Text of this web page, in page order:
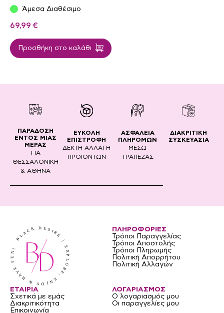
Άμεσα Διαθέσιμο
69,99 €
Προσθήκη στο καλάθι
ΠΑΡΑΔΟΣΗ
ΕΝΤΟΣ ΜΙΑΣ
ΜΕΡΑΣ
ΓΙΑ
ΘΕΣΣΑΛΟΝΙΚΗ
& ΑΘΗΝΑ
ΕΥΚΟΛΗ
ΕΠΙΣΤΡΟΦΗ
ΔΕΚΤΗ ΑΛΛΑΓΗ
ΠΡΟΙΟΝΤΩΝ
ΑΣΦΑΛΕΙΑ
ΠΛΗΡΟΜΩΝ
ΜΕΣΩ
ΤΡΑΠΕΖΑΣ
ΔΙΑΚΡΙΤΙΚΗ
ΣΥΣΚΕΥΑΣΙΑ
ΠΛΗΡΟΦΟΡΙΕΣ
Τρόποι Παραγγελίας
Τρόποι Αποστολής
Τρόποι Πληρωμής
Πολιτική Απορρήτου
Πολιτική Αλλαγών
ΛΟΓΑΡΙΑΣΜΟΣ
Ο λογαριασμός μου
Οι παραγγελίες μου
ΕΤΑΙΡΙΑ
Σχετικά με εμάς
Διακριτικότητα
Επικοινωνία